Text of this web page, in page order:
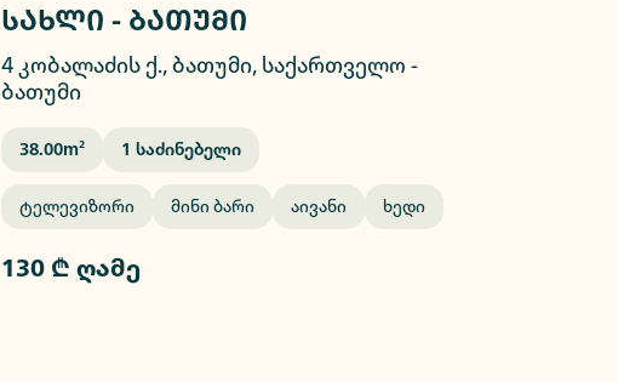
სახლი - ბათუმი
4 კობალაძის ქ., ბათუმი, საქართველო -
ბათუმი
38.00M² 1 Საძინებელი
Ტელევიზორი Მინი Ბარი Აივანი Ხედი
130 ₾ ღამე